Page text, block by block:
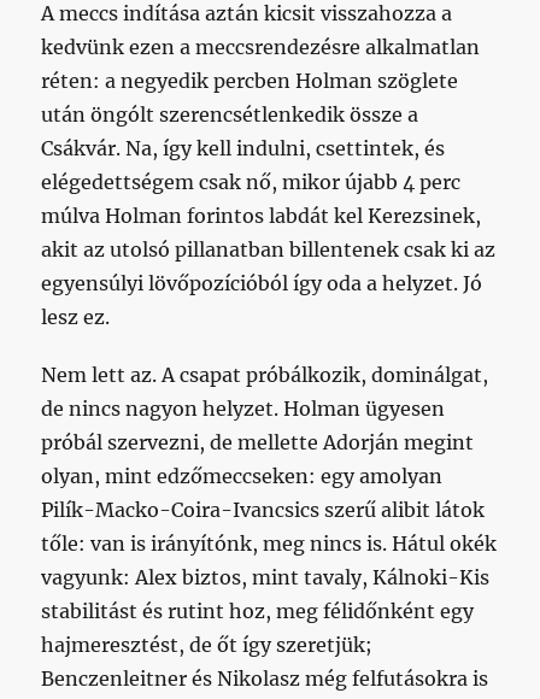
A meccs indítása aztán kicsit visszahozza a
kedvünk ezen a meccsrendezésre alkalmatlan
réten: a negyedik percben Holman szöglete
után öngólt szerencsétlenkedik össze a
Csákvár. Na, így kell indulni, csettintek, és
elégedettségem csak nő, mikor újabb 4 perc
múlva Holman forintos labdát kel Kerezsinek,
akit az utolsó pillanatban billentenek csak ki az
egyensúlyi lövőpozícióból így oda a helyzet. Jó
lesz ez.
Nem lett az. A csapat próbálkozik, dominálgat,
de nincs nagyon helyzet. Holman ügyesen
próbál szervezni, de mellette Adorján megint
olyan, mint edzőmeccseken: egy amolyan
Pilík-Macko-Coira-Ivancsics szerű alibit látok
tőle: van is irányítónk, meg nincs is. Hátul okék
vagyunk: Alex biztos, mint tavaly, Kálnoki-Kis
stabilitást és rutint hoz, meg félidőnként egy
hajmeresztést, de őt így szeretjük;
Benczenleitner és Nikolasz még felfutásokra is